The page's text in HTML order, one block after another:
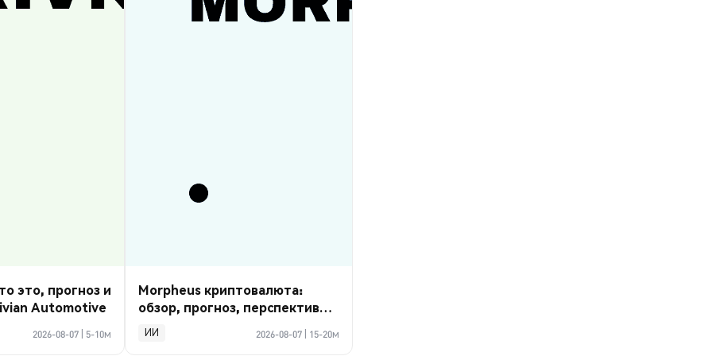
это, прогноз и
Automotive
2026-08-07 5-10м
Morpheus криптовалюта:
обзор, прогноз, перспективы
2026
ИИ 2026-08-07 15-20м